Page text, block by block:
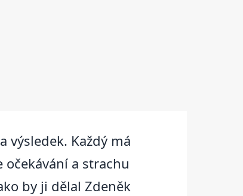
výsledek. Každý má
očekávání a strachu
by ji dělal Zdeněk